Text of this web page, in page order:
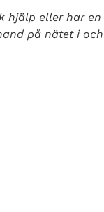
hjälp eller har
på nätet i